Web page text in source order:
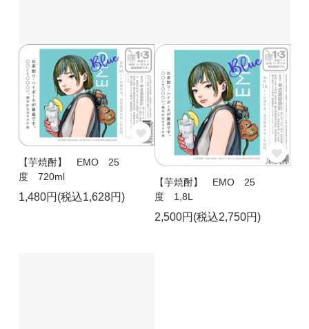
【芋焼酎】 EMO 25
度 720ml
1,480円(税込1,628円)
【芋焼酎】 EMO 25
度 1,8L
2,500円(税込2,750円)